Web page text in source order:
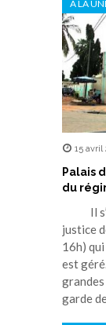
A LA
15 avril
Palais
du
Il
justice
16h)
est
garde